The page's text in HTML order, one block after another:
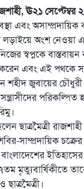
ঊ২১
এবং অসাম্প্রদায়িক
লড়াইয়ে অংশনেওয়া
স্বপ্নকে
করেন এবং এই পথকে
শহীদ জুবায়ের
ছাত্রমৈত্রী
সাম্প্রদায়িক
বাংলাদেশের
মৃত্যুবার্ষিকীতে
ছাত্রমৈত্রী।